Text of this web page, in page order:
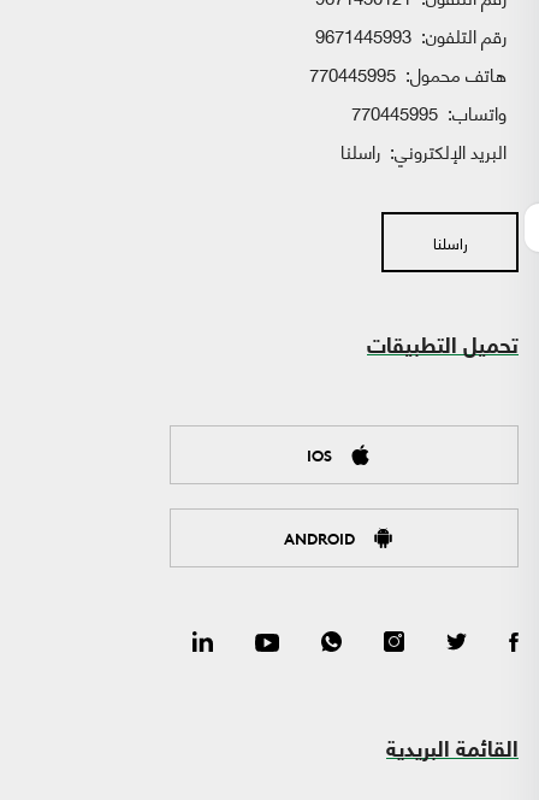
رقم التلفون: 9671445993
هاتف محمول: 770445995
واتساب:
البريد الإلكتروني: راسلنا
راسلنا
تحميل التطبيقات
IOS
ANDROID
القائمة البريدية